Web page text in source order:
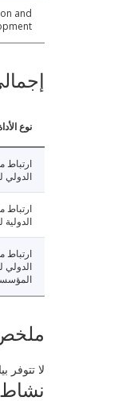
and
نوع
ارتباط
الدولي
الدولية
ارتباط
الدولي
ملخص
لا تتوفر
نشاط